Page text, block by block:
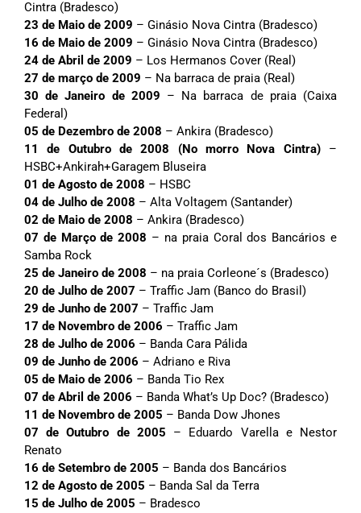
Cintra (Bradesco)
23 de Maio de 2009 – Ginásio Nova Cintra (Bradesco)
16 de Maio de 2009 – Ginásio Nova Cintra (Bradesco)
24 de Abril de 2009 – Los Hermanos Cover (Real)
27 de março de 2009 – Na barraca de praia (Real)
30 de Janeiro de 2009 – Na barraca de praia (Caixa
Federal)
05 de Dezembro de 2008 – Ankira (Bradesco)
11 de Outubro de 2008 (No morro Nova Cintra) –
HSBC+Ankirah+Garagem Bluseira
01 de Agosto de 2008 – HSBC
04 de Julho de 2008 – Alta Voltagem (Santander)
02 de Maio de 2008 – Ankira (Bradesco)
07 de Março de 2008 – na praia Coral dos Bancários e
Samba Rock
25 de Janeiro de 2008 – na praia Corleone´s (Bradesco)
20 de Julho de 2007 – Traffic Jam (Banco do Brasil)
29 de Junho de 2007 – Traffic Jam
17 de Novembro de 2006 – Traffic Jam
28 de Julho de 2006 – Banda Cara Pálida
09 de Junho de 2006 – Adriano e Riva
05 de Maio de 2006 – Banda Tio Rex
07 de Abril de 2006 – Banda What’s Up Doc? (Bradesco)
11 de Novembro de 2005 – Banda Dow Jhones
07 de Outubro de 2005 – Eduardo Varella e Nestor
Renato
16 de Setembro de 2005 – Banda dos Bancários
12 de Agosto de 2005 – Banda Sal da Terra
15 de Julho de 2005 – Bradesco